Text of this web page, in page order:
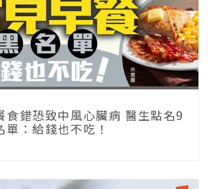
食錯恐致中風心臟病 醫生點名9
：給錢也不吃！